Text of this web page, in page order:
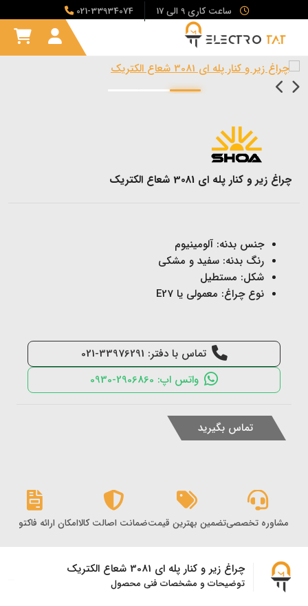
ساعت کاری 9 الی 17 021-33934074
چراغ زیر و کنار پله ای 3081 شعاع الکتریک
جنس بدنه: آلومینیوم
رنگ بدنه: سفید و مشکی
شکل: مستطیل
نوع چراغ: معمولی یا E27
تماس با دفتر: 33976291-021
واتس اپ: 2906860-0930
تماس بگیرید
مشاوره تخصصیتضمین بهترین قیمتضمانت اصالت کالاامکان ارائه فاکتور
چراغ زیر و کنار پله ای 3081 شعاع الکتریک
توضیحات و مشخصات فنی محصول